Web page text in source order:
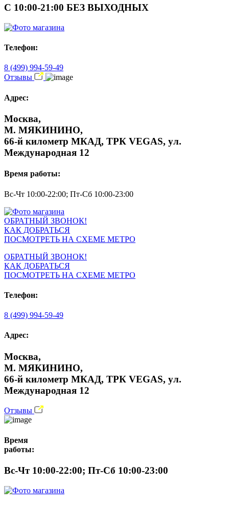
С 10:00-21:00 БЕЗ ВЫХОДНЫХ
Телефон:
8 (499) 994-59-49
Отзывы
Адрес:
Москва,
М. МЯКИНИНО,
66-й километр МКАД, ТРК VEGAS, ул.
Международная 12
Время работы:
Вс-Чт 10:00-22:00; Пт-Сб 10:00-23:00
ОБРАТНЫЙ ЗВОНОК!
КАК ДОБРАТЬСЯ
ПОСМОТРЕТЬ НА СХЕМЕ МЕТРО
ОБРАТНЫЙ ЗВОНОК!
КАК ДОБРАТЬСЯ
ПОСМОТРЕТЬ НА СХЕМЕ МЕТРО
Телефон:
8 (499) 994-59-49
Адрес:
Москва,
М. МЯКИНИНО,
66-й километр МКАД, ТРК VEGAS, ул.
Международная 12
Отзывы
Время
работы:
Вс-Чт 10:00-22:00; Пт-Сб 10:00-23:00